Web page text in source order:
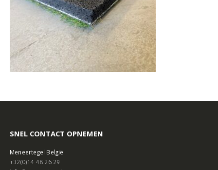
SNEL CONTACT OPNEMEN
Meneertegel België
+32(0)14 48 26 29